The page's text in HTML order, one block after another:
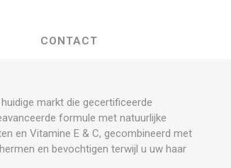
CONTACT
markt die gecertificeerde
formule met natuurlijke
en Vitamine E & C, gecombineerd met
en bevochtigen terwijl u uw haar